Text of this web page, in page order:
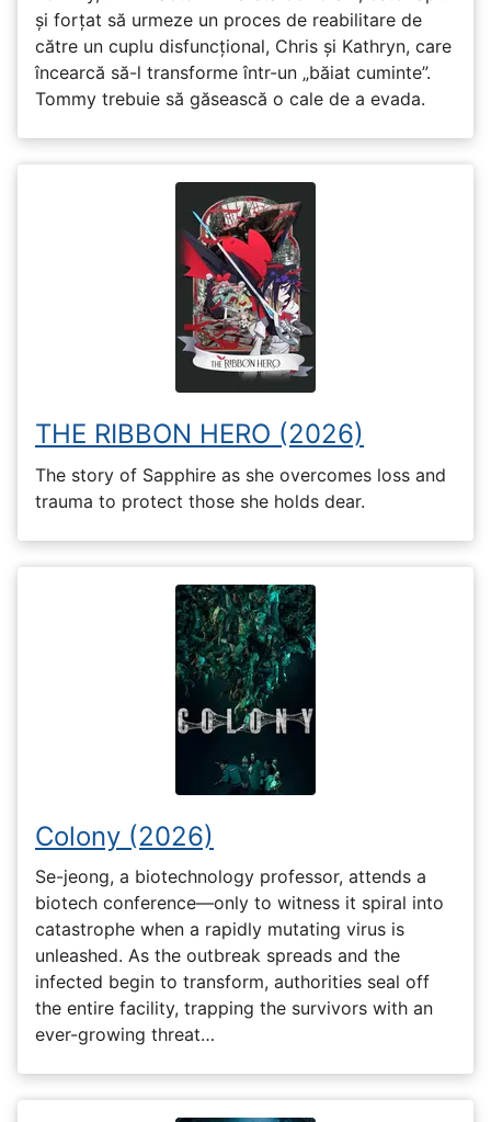
și forțat să urmeze un proces de reabilitare de
către un cuplu disfuncțional, Chris și Kathryn, care
încearcă să-l transforme într-un „băiat cuminte”.
Tommy trebuie să găsească o cale de a evada.
THE RIBBON HERO (2026)
The story of Sapphire as she overcomes loss and
trauma to protect those she holds dear.
Colony (2026)
Se-jeong, a biotechnology professor, attends a
biotech conference—only to witness it spiral into
catastrophe when a rapidly mutating virus is
unleashed. As the outbreak spreads and the
infected begin to transform, authorities seal off
the entire facility, trapping the survivors with an
ever-growing threat…